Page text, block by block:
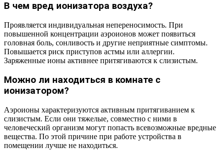
В чем вред ионизатора воздуха?
Проявляется индивидуальная непереносимость. При
повышенной концентрации аэроионов может появиться
головная боль, сонливость и другие неприятные симптомы.
Повышается риск приступов астмы или аллергии.
Заряженные ионы активнее притягиваются к слизистым.
Можно ли находиться в комнате с
ионизатором?
Аэроионы характеризуются активным притягиванием к
слизистым. Если они тяжелые, совместно с ними в
человеческий организм могут попасть всевозможные вредные
вещества. По этой причине при работе устройства в
помещении лучше не находиться.